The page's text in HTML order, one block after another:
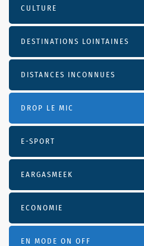
CULTURE
DESTINATIONS LOINTAINES
DISTANCES INCONNUES
DROP LE MIC
E-SPORT
EARGASMEEK
ECONOMIE
EN MODE ON OFF